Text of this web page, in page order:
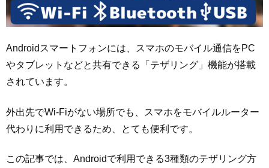
Androidスマートフォンには、スマホのモバイル通信をPC
やタブレットなどと共有できる「テザリング」機能が搭載
されています。
外出先でWi-Fiがない場所でも、スマホをモバイルルーター
代わりに利用できるため、とても便利です。
この記事では、Androidで利用できる3種類のテザリング方